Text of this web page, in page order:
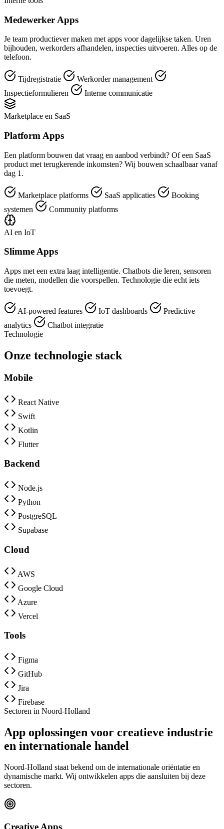
Medewerker Apps
Je team productiever maken met apps voor dagelijkse taken. Uren
bijhouden, werkorders afhandelen, inspecties uitvoeren. Alles op de
telefoon.
Tijdregistratie
Werkorder management
Inspectieformulieren
Interne communicatie
Marketplace en SaaS
Platform Apps
Een platform bouwen dat vraag en aanbod verbindt? Of een SaaS
product met terugkerende inkomsten? Wij bouwen schaalbaar vanaf
dag 1.
Marketplace platforms SaaS applicaties
Booking
systemen
Community platforms
AI en IoT
Slimme Apps
Apps met een extra laag intelligentie. Chatbots die leren, sensoren
die meten, modellen die voorspellen. Technologie die echt iets
toevoegt.
AI-powered features IoT dashboards
Predictive
analytics
Chatbot integratie
Technologie
Onze technologie stack
Mobile
React Native
Swift
Kotlin
Flutter
Backend
Node.js
Python
PostgreSQL
Supabase
Cloud
AWS
Google Cloud
Azure
Vercel
Tools
Figma
GitHub
Jira
Firebase
Sectoren in Noord-Holland
App oplossingen voor creatieve industrie
en internationale handel
Noord-Holland staat bekend om de internationale oriëntatie en
dynamische markt. Wij ontwikkelen apps die aansluiten bij deze
sectoren.
Creative Apps